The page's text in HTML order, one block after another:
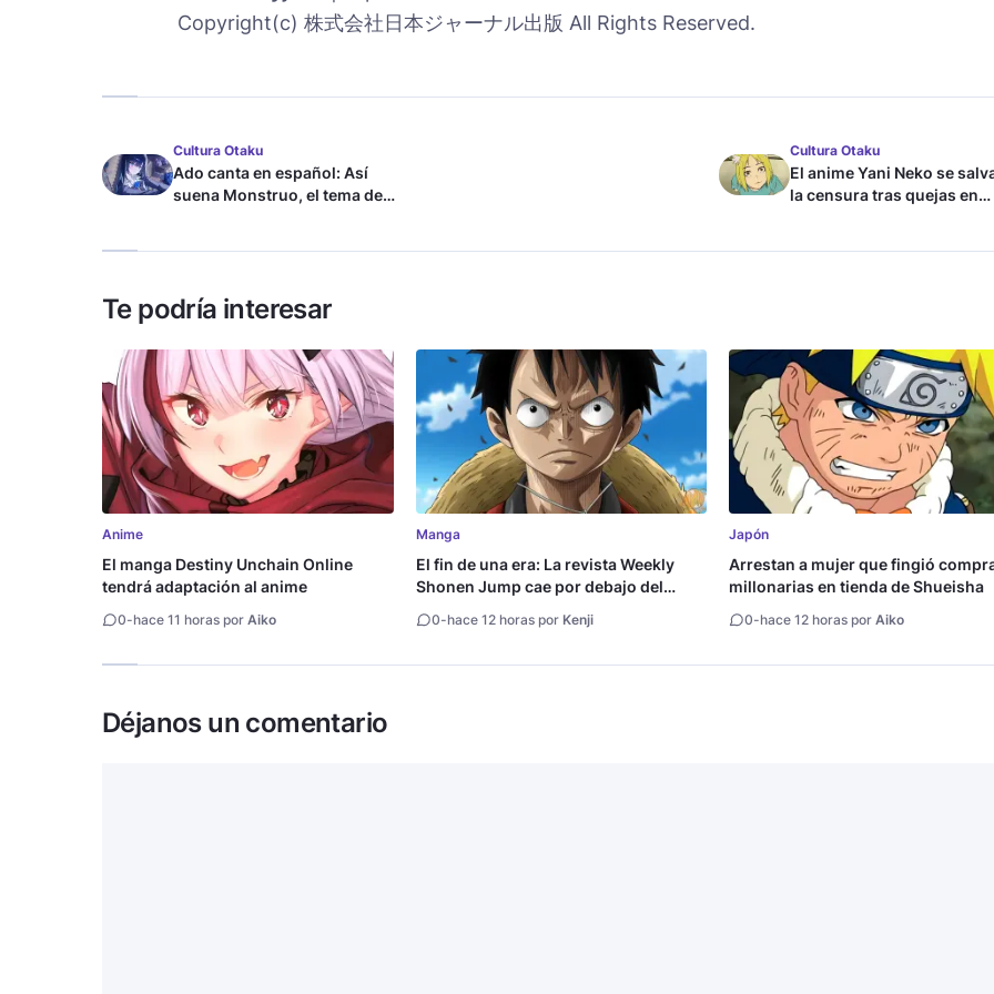
Copyright(c) 株式会社日本ジャーナル出版 All Rights Reserved.
Cultura Otaku
Ado canta en español: Así
suena Monstruo, el tema de
Cultura Otaku
El anime Yani Neko se
la censura tras quejas en
Te podría interesar
Anime
El manga Destiny Unchain Online
tendrá adaptación al anime
0-hace 11 horas por Aiko
Manga
El fin de una era: La revista Weekly
Shonen Jump cae por debajo del
0-hace 12 horas por Kenji
Japón
Arrestan a mujer que fingió
millonarias en tienda de Shueisha
0-hace 12 horas porAiko
Déjanos un comentario